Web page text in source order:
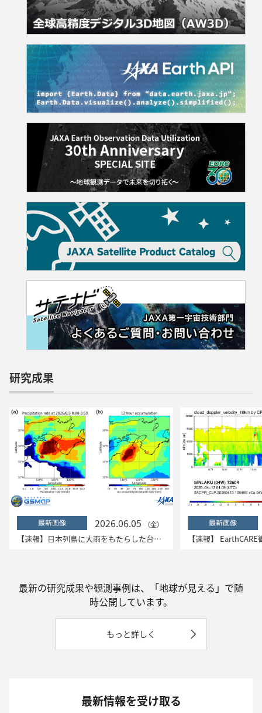
研究成果
最新画像 2026.06.05 （金）
【速報】日本列島に大雨をもたらした台風6号「チャンミー」 ―衛星データ解析結果―
最新画像
最新の研究成果や観測事例は、「地球が見える」で随
時公開しています。
もっと詳しく
最新情報を受け取る